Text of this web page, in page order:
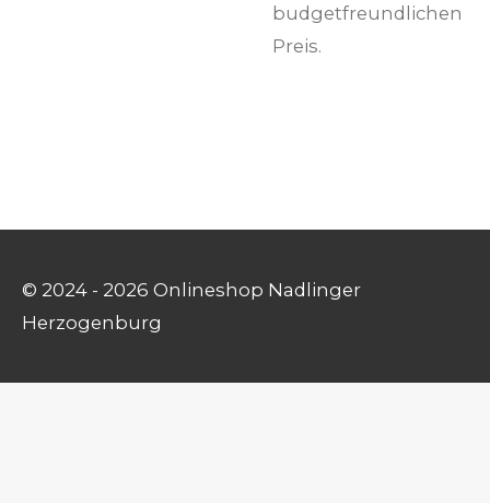
budgetfreundlichen
Preis.
© 2024 - 2026 Onlineshop Nadlinger
Herzogenburg